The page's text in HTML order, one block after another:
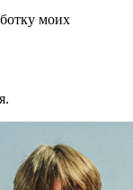
моих